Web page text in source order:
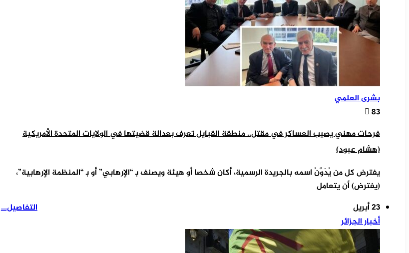
بشرى العلمي
83
فرحات مهني يصيب العساكر في مقتل.. منطقة القبايل تعرف بعدالة قضيتها في الولايات المتحدة الأمريكية
(هشام عبود)
يفترض كل من يُدَوَّنُ اسمه بالجريدة الرسمية، أكان شخصا أو هيئة ويصنف ﺑ “الإرهابي” أو ﺑ “المنظمة الإرهابية”،
(يفترض) أن يتعامل
التفاصيل...
23 أبريل
أخبار الجزائر